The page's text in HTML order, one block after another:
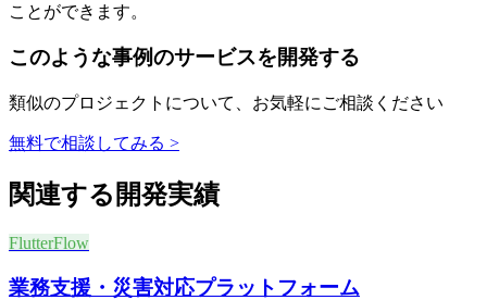
ことができます。
このような事例のサービスを開発する
類似のプロジェクトについて、お気軽にご相談ください
無料で相談してみる >
関連する開発実績
FlutterFlow
業務支援・災害対応プラットフォーム